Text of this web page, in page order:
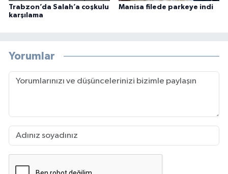
Trabzon’da Salah’a coşkulu
karşılama
Manisa filede parkeye indi
Yorumlar